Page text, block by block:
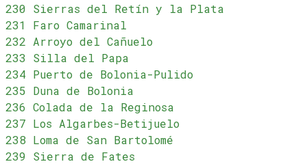
230 Sierras del Retín y la Plata
231 Faro Camarinal
232 Arroyo del Cañuelo
233 Silla del Papa
234 Puerto de Bolonia-Pulido
235 Duna de Bolonia
236 Colada de la Reginosa
237 Los Algarbes-Betijuelo
238 Loma de San Bartolomé
239 Sierra de Fates